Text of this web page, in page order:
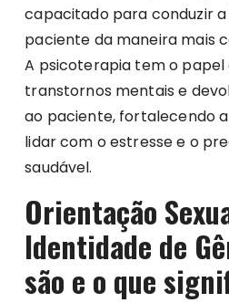
capacitado para conduzir
paciente da maneira mais
A psicoterapia tem o
transtornos mentais e
ao paciente, fortalecendo
lidar com o estresse e o
saudável.
Orientação
Identidade de
são e o que